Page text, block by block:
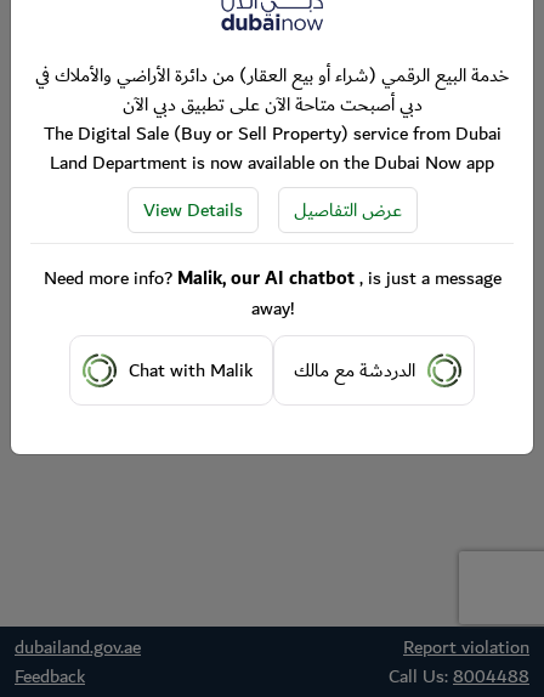
dubailand.gov.ae
Report violation
Feedback
Call Us:8004488
خدمة البيع الرقمي (شراء أو بيع العقار) من دائرة الأراضي والأملاك في
دبي أصبحت متاحة الآن على تطبيق دبي الآن
The Digital Sale (Buy or Sell Property) service from Dubai
Land Department is now available on the Dubai Now app
View Details
عرض التفاصيل
Need more info?Malik, our AI chatbot, is just a message
away!
Chat with Malik
الدردشة مع مالك